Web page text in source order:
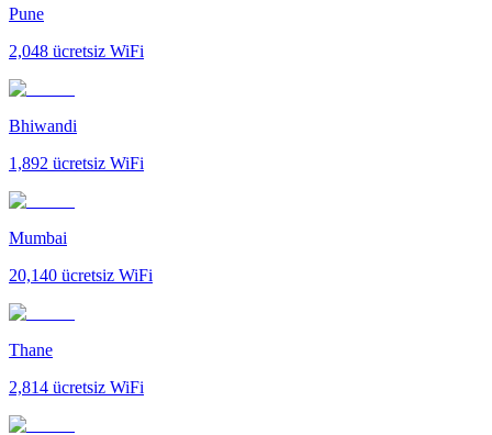
Pune
2,048 ücretsiz WiFi
Bhiwandi
1,892 ücretsiz WiFi
Mumbai
20,140 ücretsiz WiFi
Thane
2,814 ücretsiz WiFi